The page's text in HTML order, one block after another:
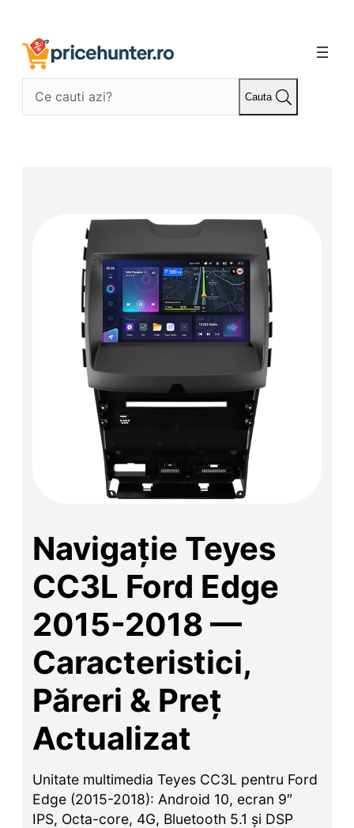
conținut
Cauta
Navigație Teyes
CC3L Ford Edge
2015-2018 —
Caracteristici,
Păreri & Preț
Actualizat
Unitate multimedia Teyes CC3L pentru Ford
Edge (2015-2018): Android 10, ecran 9″
IPS, Octa-core, 4G, Bluetooth 5.1 și DSP